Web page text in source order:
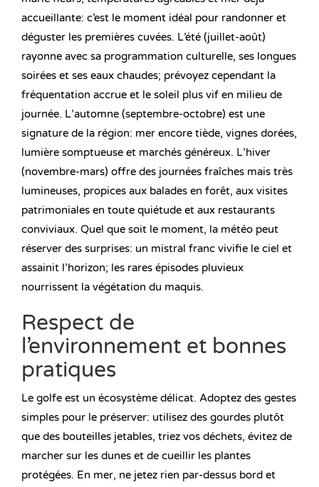
accueillante: c’est le moment idéal pour randonner et
déguster les premières cuvées. L’été (juillet-août)
rayonne avec sa programmation culturelle, ses longues
soirées et ses eaux chaudes; prévoyez cependant la
fréquentation accrue et le soleil plus vif en milieu de
journée. L’automne (septembre-octobre) est une
signature de la région: mer encore tiède, vignes dorées,
lumière somptueuse et marchés généreux. L’hiver
(novembre-mars) offre des journées fraîches mais très
lumineuses, propices aux balades en forêt, aux visites
patrimoniales en toute quiétude et aux restaurants
conviviaux. Quel que soit le moment, la météo peut
réserver des surprises: un mistral franc vivifie le ciel et
assainit l’horizon; les rares épisodes pluvieux
nourrissent la végétation du maquis.
Respect de
l’environnement et bonnes
pratiques
Le golfe est un écosystème délicat. Adoptez des gestes
simples pour le préserver: utilisez des gourdes plutôt
que des bouteilles jetables, triez vos déchets, évitez de
marcher sur les dunes et de cueillir les plantes
protégées. En mer, ne jetez rien par-dessus bord et